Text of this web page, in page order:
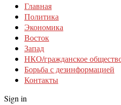
Главная
Политика
Экономика
Восток
Запад
НКО/гражданское
Борьба с дезинформацией
Контакты
Sign in